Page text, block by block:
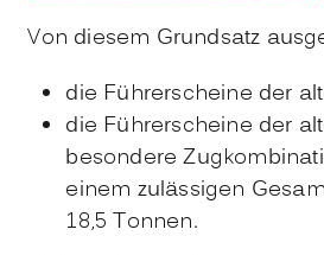
Von diesem Grundsatz
die Führerscheine der
die Führerscheine der
besondere
einem zulässigen
18,5 Tonnen.